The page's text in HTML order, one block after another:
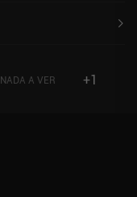
NADA A VER +1